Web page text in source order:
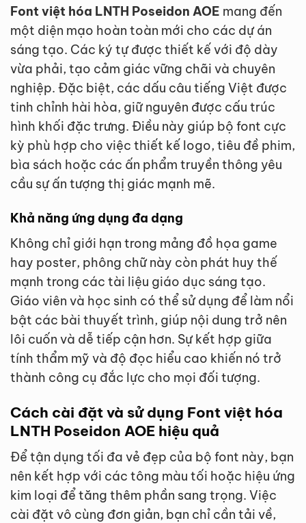
Font việt hóa LNTH Poseidon AOE mang đến
một diện mạo hoàn toàn mới cho các dự án
sáng tạo. Các ký tự được thiết kế với độ dày
vừa phải, tạo cảm giác vững chãi và chuyên
nghiệp. Đặc biệt, các dấu câu tiếng Việt được
tinh chỉnh hài hòa, giữ nguyên được cấu trúc
hình khối đặc trưng. Điều này giúp bộ font cực
kỳ phù hợp cho việc thiết kế logo, tiêu đề phim,
bìa sách hoặc các ấn phẩm truyền thông yêu
cầu sự ấn tượng thị giác mạnh mẽ.
Khả năng ứng dụng đa dạng
Không chỉ giới hạn trong mảng đồ họa game
hay poster, phông chữ này còn phát huy thế
mạnh trong các tài liệu giáo dục sáng tạo.
Giáo viên và học sinh có thể sử dụng để làm nổi
bật các bài thuyết trình, giúp nội dung trở nên
lôi cuốn và dễ tiếp cận hơn. Sự kết hợp giữa
tính thẩm mỹ và độ đọc hiểu cao khiến nó trở
thành công cụ đắc lực cho mọi đối tượng.
Cách cài đặt và sử dụng Font việt hóa
LNTH Poseidon AOE hiệu quả
Để tận dụng tối đa vẻ đẹp của bộ font này, bạn
nên kết hợp với các tông màu tối hoặc hiệu ứng
kim loại để tăng thêm phần sang trọng. Việc
cài đặt vô cùng đơn giản, bạn chỉ cần tải về,